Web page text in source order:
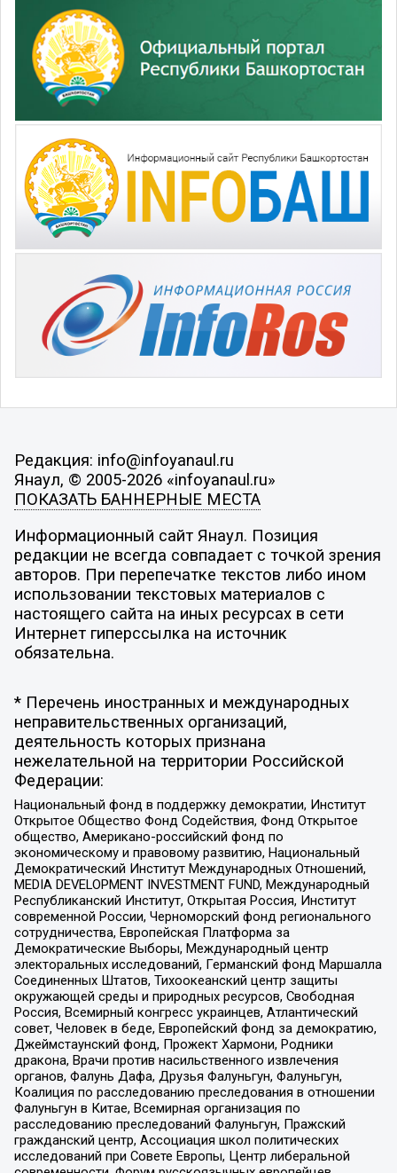
Редакция: info@infoyanaul.ru
Янаул, © 2005-2026 «infoyanaul.ru»
ПОКАЗАТЬ БАННЕРНЫЕ МЕСТА
Информационный сайт Янаул. Позиция
редакции не всегда совпадает с точкой зрения
авторов. При перепечатке текстов либо ином
использовании текстовых материалов с
настоящего сайта на иных ресурсах в сети
Интернет гиперссылка на источник
обязательна.
* Перечень иностранных и международных
неправительственных организаций,
деятельность которых признана
нежелательной на территории Российской
Федерации:
Национальный фонд в поддержку демократии, Институт
Открытое Общество Фонд Содействия, Фонд Открытое
общество, Американо-российский фонд по
экономическому и правовому развитию, Национальный
Демократический Институт Международных Отношений,
MEDIA DEVELOPMENT INVESTMENT FUND, Международный
Республиканский Институт, Открытая Россия, Институт
современной России, Черноморский фонд регионального
сотрудничества, Европейская Платформа за
Демократические Выборы, Международный центр
электоральных исследований, Германский фонд Маршалла
Соединенных Штатов, Тихоокеанский центр защиты
окружающей среды и природных ресурсов, Свободная
Россия, Всемирный конгресс украинцев, Атлантический
совет, Человек в беде, Европейский фонд за демократию,
Джеймстаунский фонд, Прожект Хармони, Родники
дракона, Врачи против насильственного извлечения
органов, Фалунь Дафа, Друзья Фалуньгун, Фалуньгун,
Коалиция по расследованию преследования в отношении
Фалуньгун в Китае, Всемирная организация по
расследованию преследований Фалуньгун, Пражский
гражданский центр, Ассоциация школ политических
исследований при Совете Европы, Центр либеральной